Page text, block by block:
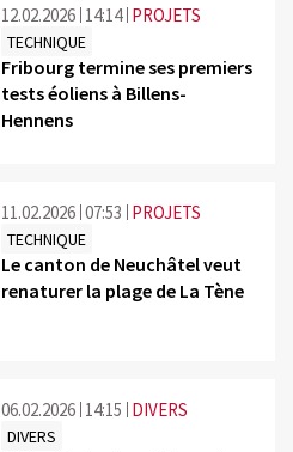
12.02.2026 14:14 PROJETS
TECHNIQUE
Fribourg termine ses premiers
tests éoliens à Billens-
Hennens
11.02.2026 07:53 PROJETS
TECHNIQUE
Le canton de Neuchâtel veut
renaturer la plage de La Tène
06.02.2026 14:15 DIVERS
DIVERS